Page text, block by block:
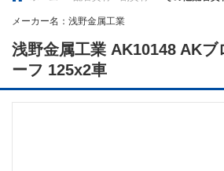
メーカー名： 浅野金属工業
浅野金属工業 AK10148 AK
ーフ 125x2車